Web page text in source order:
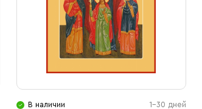
В наличии 1-30 дней